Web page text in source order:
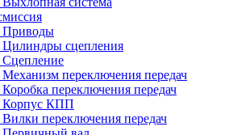
Приводы
Цилиндры сцепления
Сцепление
Механизм переключения передач
Коробка переключения передач
Корпус КПП
Вилки переключения передач